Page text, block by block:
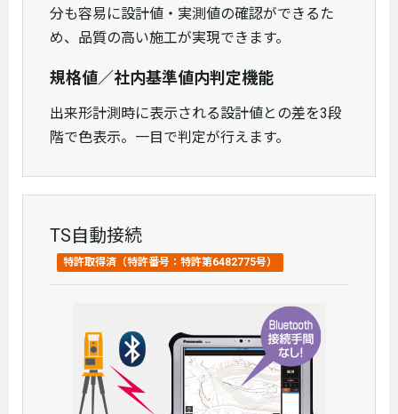
分も容易に設計値・実測値の確認ができるた
め、品質の高い施工が実現できます。
規格値／社内基準値内判定機能
出来形計測時に表示される設計値との差を3段
階で色表示。一目で判定が行えます。
TS自動接続